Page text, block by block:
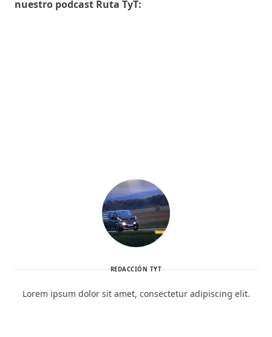
nuestro podcast Ruta TyT:
REDACCIÓN TYT
Lorem ipsum dolor sit amet, consectetur adipiscing elit.